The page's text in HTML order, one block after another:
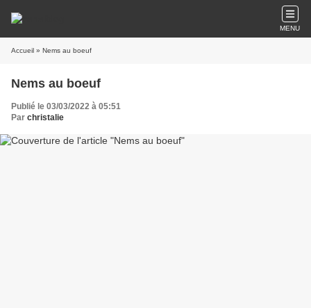
MENU
Accueil » Nems au boeuf
Nems au boeuf
Publié le 03/03/2022 à 05:51
Par christalie